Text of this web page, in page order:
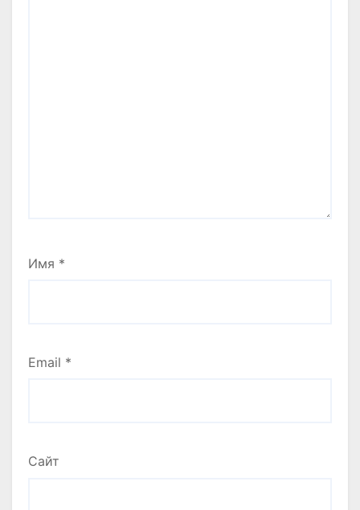
Имя *
Email *
Сайт